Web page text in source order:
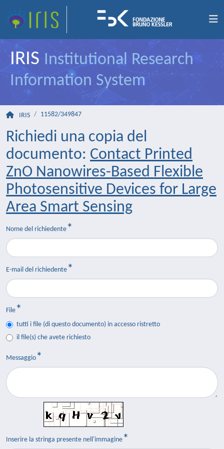
IRIS Institutional Research
Information System
IRIS 11582/349847
Richiedi una copia del
documento: Contact Printed
ZnO Nanowires-Based Flexible
Photosensitive Devices for Large
Area Smart Sensing
Nome del richiedente
E-mail del richiedente
File
tutti i file (di questo documento) in accesso ristretto
il file(s) che avete richiesto
Messaggio
Inserire la stringa presente nell'immagine